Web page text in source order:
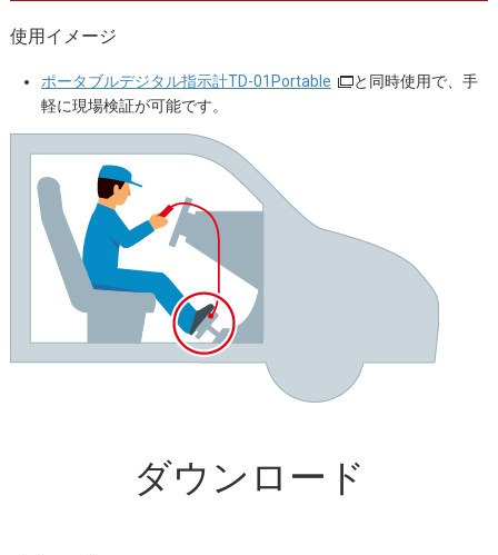
使用イメージ
ポータブルデジタル指示計TD-01Portable
と同時使用で、手
軽に現場検証が可能です。
ダウンロード